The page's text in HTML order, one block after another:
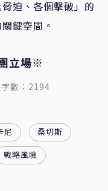
迫、各個擊破」的
鍵空間。
立場※
字數：2194
尼
桑切斯
戰略風險